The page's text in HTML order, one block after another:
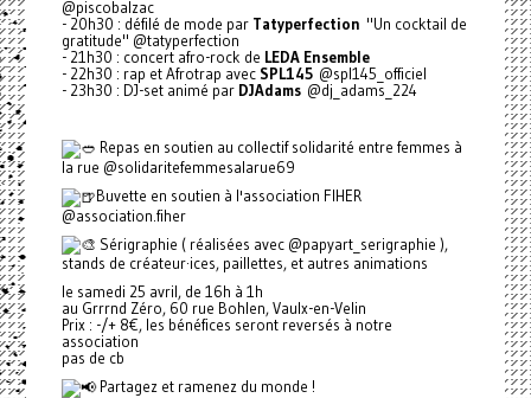
@piscobalzac
- 20h30 : défilé de mode par Tatyperfection "Un cocktail de
gratitude" @tatyperfection
- 21h30 : concert afro-rock de LEDA Ensemble
- 22h30 : rap et Afrotrap avec SPL145@spl145_officiel
- 23h30 : DJ-set animé par DJAdams@dj_adams_224
Repas en soutien au collectif solidarité entre femmes à
la rue @solidaritefemmesalarue69
Buvette en soutien à l'association FIHER
@association.fiher
Sérigraphie ( réalisées avec @papyart_serigraphie ),
stands de créateur·ices, paillettes, et autres animations
le samedi 25 avril, de 16h à 1h
au Grrrnd Zéro, 60 rue Bohlen, Vaulx-en-Velin
Prix : -/+ 8€, les bénéfices seront reversés à notre
association
pas de cb
Partagez et ramenez du monde !